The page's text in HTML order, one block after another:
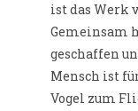
ist das Werk
Gemeinsam
geschaffen
Mensch ist
Vogel zum